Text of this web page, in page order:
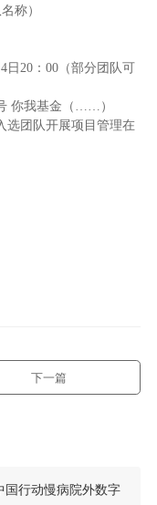
称）
日20：00（部分团队可
你我基金（……）
选团队开展项目管理在
下一篇
国行动慢病院外数字